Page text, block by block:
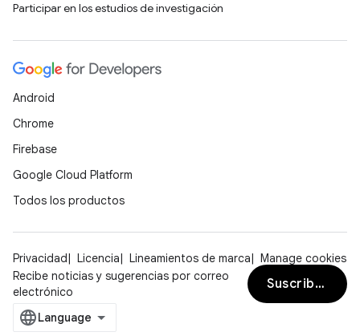
Participar en los estudios de investigación
Android
Chrome
Firebase
Google Cloud Platform
Todos los productos
Privacidad Licencia Lineamientos de marca
Manage cookies
Recibe noticias y sugerencias por correo
electrónico
Suscribirse